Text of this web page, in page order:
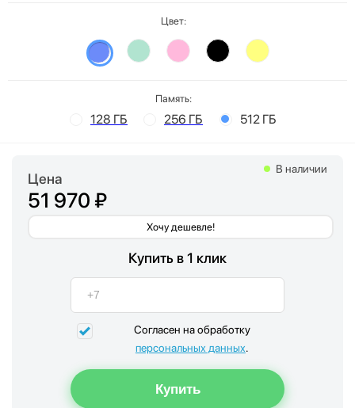
Цвет:
Память:
128 ГБ 256 ГБ 512 ГБ
Цена
51 970 ₽
Хочу дешевле!
В наличии
Купить в 1 клик
Согласен на обработку
персональных данных.